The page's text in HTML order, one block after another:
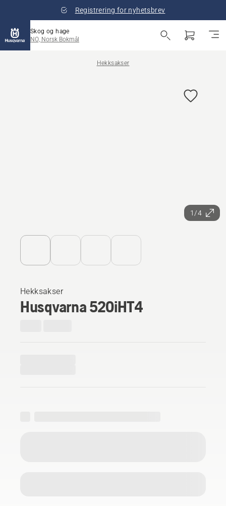
Registrering for nyhetsbrev
Skog og hage
NO, Norsk Bokmål
Hekksakser
1/4
Hekksakser
Husqvarna 520iHT4